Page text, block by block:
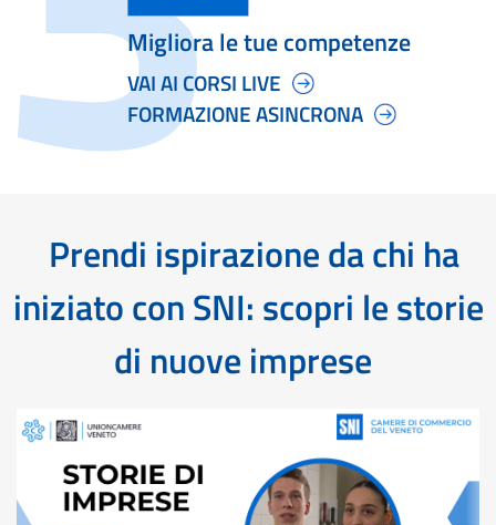
Migliora le tue competenze
VAI AI CORSI LIVE
FORMAZIONE ASINCRONA
Prendi ispirazione da chi ha
iniziato con SNI: scopri le storie
di nuove imprese